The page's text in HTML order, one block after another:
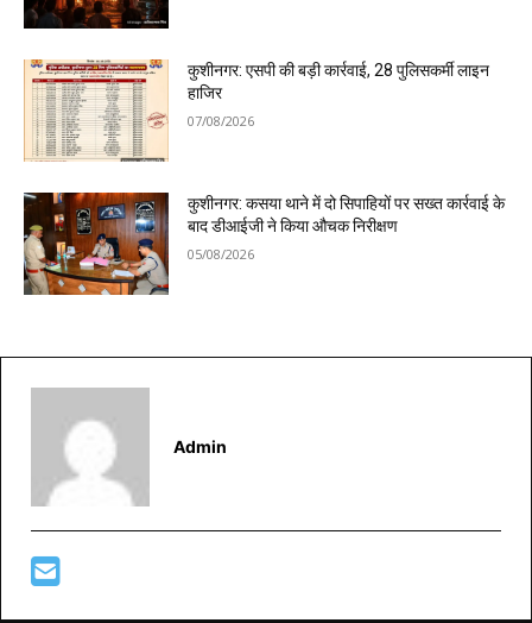
कुशीनगर: एसपी की बड़ी कार्रवाई, 28 पुलिसकर्मी लाइन
हाजिर
07/08/2026
कुशीनगर: कसया थाने में दो सिपाहियों पर सख्त कार्रवाई के
बाद डीआईजी ने किया औचक निरीक्षण
05/08/2026
Admin